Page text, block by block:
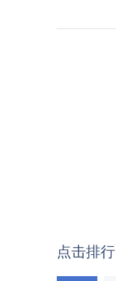
点击排行